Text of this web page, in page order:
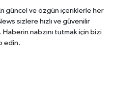
güncel ve özgün içeriklerle her
sizlere hızlı ve güvenilir
nabzını tutmak için bizi
edin.